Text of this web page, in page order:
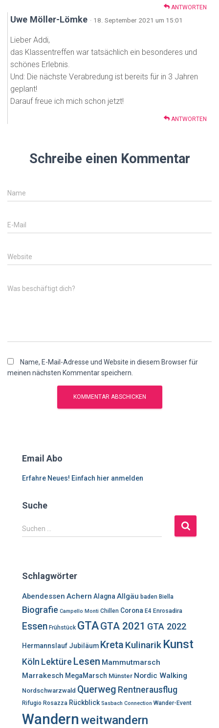
ANTWORTEN
Uwe Möller-Lömke · 18. September 2021 um 15:01
Lieber Addi,
das Klassentreffen war tatsächlich ein besonderes und
schönes Erlebnis.
Und: Die nächste Verabredung ist bereits für in 3 Jahren
geplant!
Darauf freue ich mich schon jetzt!
ANTWORTEN
Schreibe einen Kommentar
Name
E-Mail
Website
Was beschäftigt dich?
Name, E-Mail-Adresse und Website in diesem Browser für
meinen nächsten Kommentar speichern.
Email Abo
Erfahre Neues! Einfach hier anmelden
Suche
S
u
n
a
c
h
Suchen …
Schlagwörter
Abendessen Achern Alagna Allgäu baden Biella
Biografie Campello Monti Chillen Corona E4 Enrosadira
Essen Frühstück GTAGTA 2021 GTA 2022
Hermannslauf Jubiläum Kreta Kulinarik Kunst
Köln LektüreLesen Mammutmarsch
Marrakesch MegaMarsch Münster Nordic Walking
Nordschwarzwald Querweg Rentnerausflug
Rifugio Rosazza Rückblick Sasbach Connection Wander-Event
Wandern weitwandern